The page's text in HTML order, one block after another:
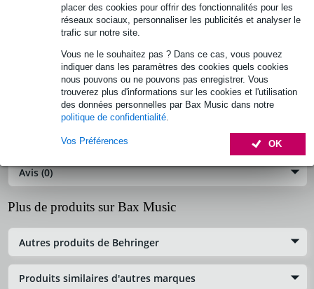
placer des cookies pour offrir des fonctionnalités pour les
réseaux sociaux, personnaliser les publicités et analyser le
trafic sur notre site.
Vous ne le souhaitez pas ? Dans ce cas, vous pouvez
indiquer dans les paramètres des cookies quels cookies
nous pouvons ou ne pouvons pas enregistrer. Vous
trouverez plus d'informations sur les cookies et l'utilisation
des données personnelles par Bax Music dans notre
politique de confidentialité
OK
Vos Préférences
Behringer Q38-00000-90072 aérien pour Behringer /
OND-Q38-00000-90072
Informations
Caractéristiques
Avis (0)
Plus de produits sur Bax Music
Autres produits de Behringer
Produits similaires d'autres marques